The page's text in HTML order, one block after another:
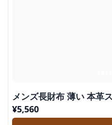
メンズ長財布 薄い 本革
¥5,560